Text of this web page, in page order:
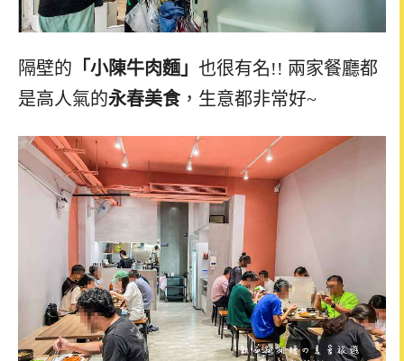
隔壁的 「小陳牛肉麵」 也很有名!! 兩家餐廳都
是高人氣的永春美食，生意都非常好~